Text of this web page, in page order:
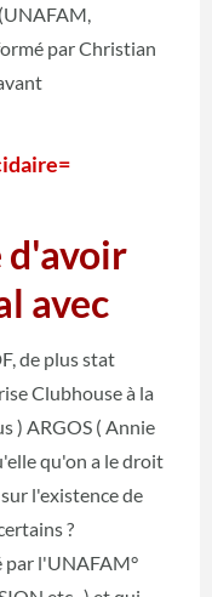
par Christian
d'avoir
avec
de plus stat
Clubhouse à la
) ARGOS ( Annie
qu'on a le droit
l'existence de
?
par l'UNAFAM°